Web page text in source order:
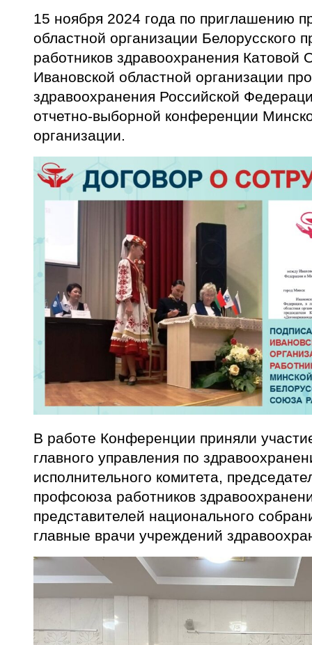
15 ноября 2024 года по приглашению
областной организации Белорусского
работников здравоохранения Катовой
Ивановской областной организации
здравоохранения Российской
отчетно-выборной конференции
организации.
В работе Конференции приняли
главного управления по
исполнительного комитета,
профсоюза работников
представителей национального
главные врачи учреждений